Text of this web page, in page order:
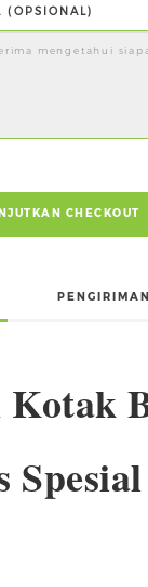
(OPSIONAL)
CHECKOUT
PENGIRIMAN